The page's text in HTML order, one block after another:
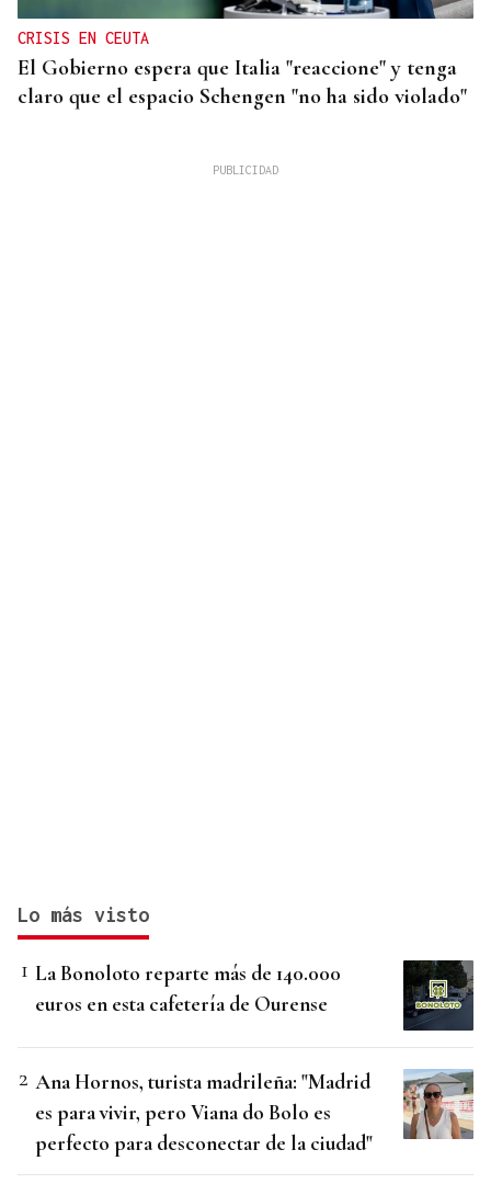
CRISIS EN CEUTA
El Gobierno espera que Italia "reaccione" y tenga
claro que el espacio Schengen "no ha sido violado"
Lo más visto
La Bonoloto reparte más de 140.000
euros en esta cafetería de Ourense
Ana Hornos, turista madrileña: "Madrid
es para vivir, pero Viana do Bolo es
perfecto para desconectar de la ciudad"